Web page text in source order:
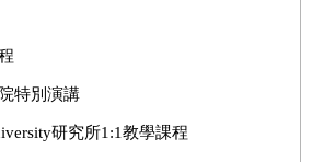
特別演講
研究所1:1教學課程